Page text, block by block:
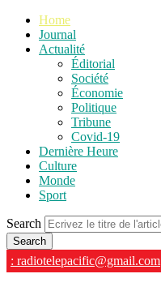
Home
Journal
Actualité
Éditorial
Société
Économie
Politique
Tribune
Covid-19
Dernière Heure
Culture
Monde
Sport
Search
: radiotelepacific@gmail.com